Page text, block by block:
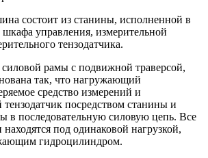
состоит из станины, исполненной в
управления, измерительной
тензодатчика.
силовой рамы с подвижной траверсой,
так, что нагружающий
средство измерений и
посредством станины и
в последовательную силовую цепь. Все
под одинаковой нагрузкой,
гидроцилиндром.